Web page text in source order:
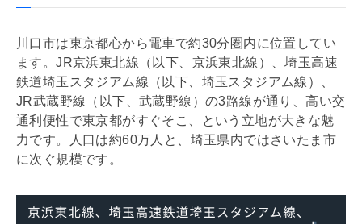
川口市は東京都心から電車で約30分圏内に位置してい
ます。JR京浜東北線（以下、京浜東北線）、埼玉高速
鉄道埼玉スタジアム線（以下、埼玉スタジアム線）、
JR武蔵野線（以下、武蔵野線）の3路線が通り、高い交
通利便性で東京都がすぐそこ、という立地が大きな魅
力です。人口は約60万人と、埼玉県内ではさいたま市
に次ぐ規模です。